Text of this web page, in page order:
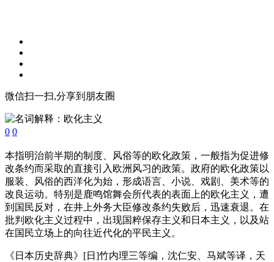
微信扫一扫,分享到朋友圈
0 0
本指明治前半期的制度、风俗等的欧化政策，一般指为促进修
改条约而采取的直接引入欧洲风习的政策。政府的欧化政策以
服装、风俗的西洋化为始，形成语言、小说、戏剧、美术等的
改良运动。特别是鹿鸣馆舞会所代表的表面上的欧化主义，遭
到国民反对，在井上外务大臣修改条约失败后，迅速衰退。在
批判欧化主义过程中，出现国粹保存主义和日本主义，以及站
在国民立场上的向往近代化的平民主义。
《日本历史辞典》[日]竹内理三等编，沈仁安、马斌等译，天